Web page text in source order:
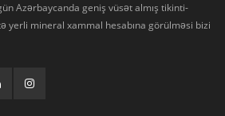
Azərbaycanda geniş vüsət almış tikinti-
yerli mineral xammal hesabına görülməsi bizi